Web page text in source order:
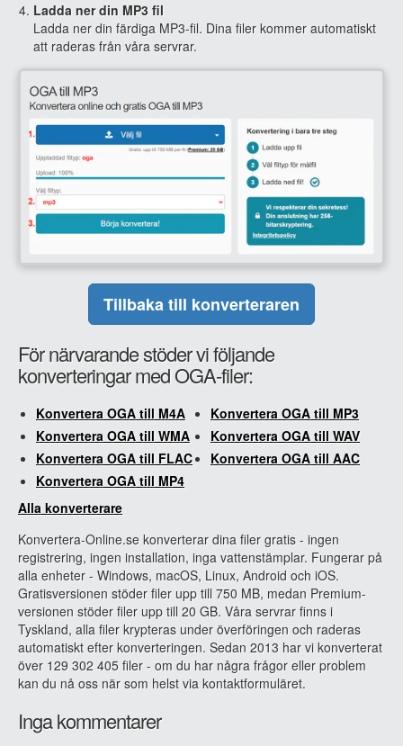
Ladda ner din MP3 fil
Ladda ner din färdiga MP3-fil. Dina filer kommer automatiskt
att raderas från våra servrar.
Tillbaka till konverteraren
För närvarande stöder vi följande
konverteringar med OGA-filer:
Konvertera OGA till M4A
Konvertera OGA till MP3
Konvertera OGA till WMA
Konvertera OGA till WAV
Konvertera OGA till FLAC
Konvertera OGA till AAC
Konvertera OGA till MP4
Alla konverterare
Konvertera-Online.se konverterar dina filer gratis - ingen
registrering, ingen installation, inga vattenstämplar. Fungerar på
alla enheter - Windows, macOS, Linux, Android och iOS.
Gratisversionen stöder filer upp till 750 MB, medan Premium-
versionen stöder filer upp till 20 GB. Våra servrar finns i
Tyskland, alla filer krypteras under överföringen och raderas
automatiskt efter konverteringen. Sedan 2013 har vi konverterat
över 129 302 405 filer - om du har några frågor eller problem
kan du nå oss när som helst via kontaktformuläret.
Inga kommentarer